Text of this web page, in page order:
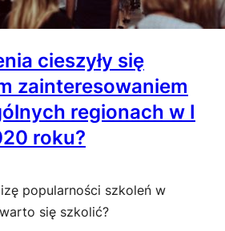
cieszyły się
zainteresowaniem
regionach w I
roku?
popularności szkoleń w
się szkolić?